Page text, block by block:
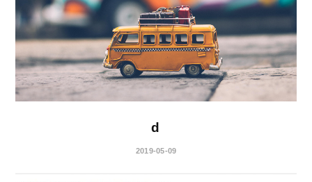
d
2019-05-09